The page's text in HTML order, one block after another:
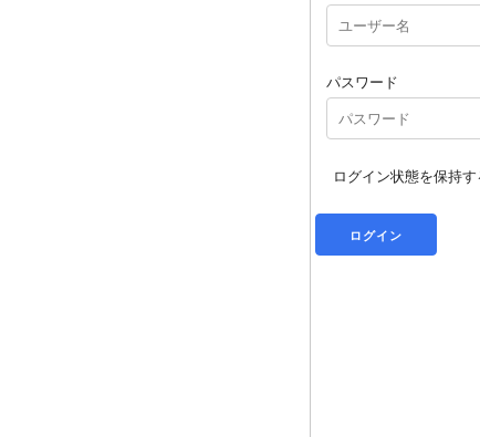
パスワード
ログイン状態を保持す